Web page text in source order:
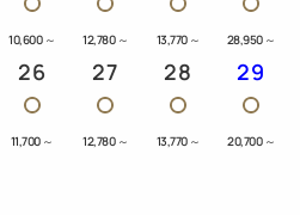
10,600 ～ 12,780 ～ 13,770 ～ 28,950 ～
26
11,700 ～
27
12,780 ～
28
13,770 ～
29
20,700 ～